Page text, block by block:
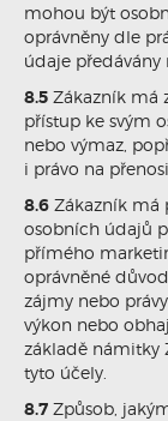
mohou být
oprávněny dle
údaje předávány
8.5 Zákazník má
přístup ke svým
nebo výmaz,
i právo na
8.6 Zákazník má
osobních údajů
přímého
oprávněné
zájmy nebo
výkon nebo
základě námitky
tyto účely.
8.7 Způsob,